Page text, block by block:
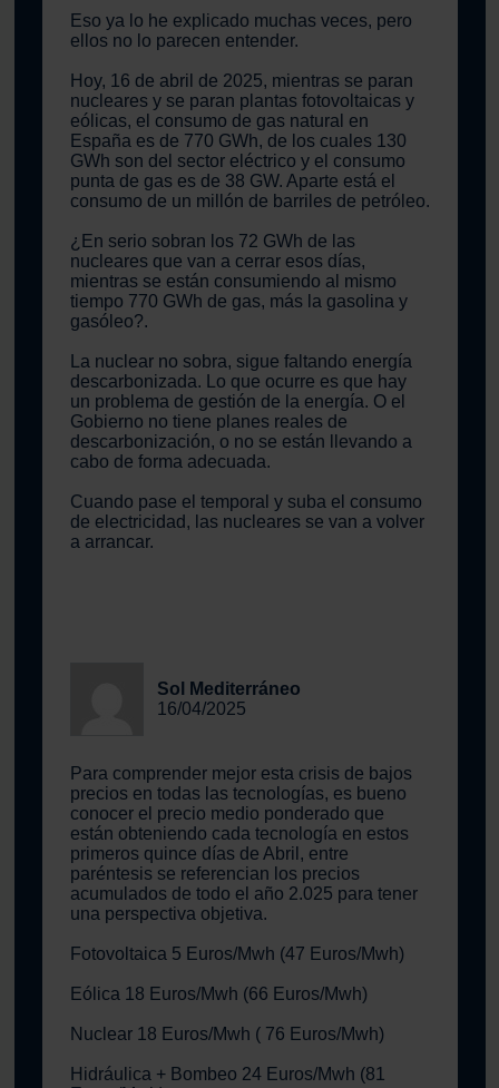
Eso ya lo he explicado muchas veces, pero
ellos no lo parecen entender.
Hoy, 16 de abril de 2025, mientras se paran
nucleares y se paran plantas fotovoltaicas y
eólicas, el consumo de gas natural en
España es de 770 GWh, de los cuales 130
GWh son del sector eléctrico y el consumo
punta de gas es de 38 GW. Aparte está el
consumo de un millón de barriles de petróleo.
¿En serio sobran los 72 GWh de las
nucleares que van a cerrar esos días,
mientras se están consumiendo al mismo
tiempo 770 GWh de gas, más la gasolina y
gasóleo?.
La nuclear no sobra, sigue faltando energía
descarbonizada. Lo que ocurre es que hay
un problema de gestión de la energía. O el
Gobierno no tiene planes reales de
descarbonización, o no se están llevando a
cabo de forma adecuada.
Cuando pase el temporal y suba el consumo
de electricidad, las nucleares se van a volver
a arrancar.
Sol Mediterráneo
16/04/2025
Para comprender mejor esta crisis de bajos
precios en todas las tecnologías, es bueno
conocer el precio medio ponderado que
están obteniendo cada tecnología en estos
primeros quince días de Abril, entre
paréntesis se referencian los precios
acumulados de todo el año 2.025 para tener
una perspectiva objetiva.
Fotovoltaica 5 Euros/Mwh (47 Euros/Mwh)
Eólica 18 Euros/Mwh (66 Euros/Mwh)
Nuclear 18 Euros/Mwh ( 76 Euros/Mwh)
Hidráulica + Bombeo 24 Euros/Mwh (81